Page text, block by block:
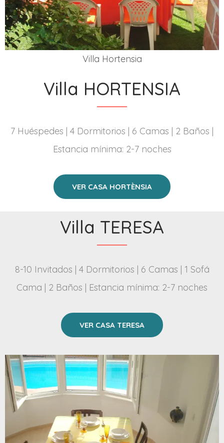
Villa Hortensia
Villa HORTENSIA
7 Huéspedes | 4 Dormitorios | 6 Camas | 2 Baños |
Estancia mínima: 2-7 noches
VER CASA HORTÈNSIA
Villa TERESA
8-10 Invitados | 4 Dormitorios | 6 Camas | 1 Sofá
Cama | 2 Baños | Estancia mínima: 2-7 noches
VER CASA TERESA